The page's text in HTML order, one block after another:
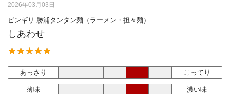
2026年03月03日
ビンギリ 勝浦タンタン麺（ラーメン・担々麺）
しあわせ
あっさり こってり
薄味 濃い味